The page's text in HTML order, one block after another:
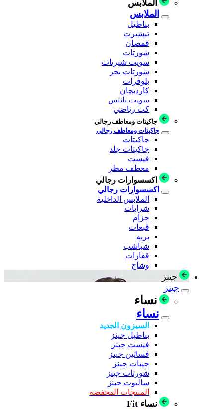
الملابس
الملابس
بناطيل
تيشيرت
قمصان
شورتات
سويت شيرتات
شورتات بحر
بلوفرات
كارديجان
سويت بانتس
كت رياضي
جاكيتات ومعاطف رجالي
جاكيتات ومعاطف رجالي
جاكيتات
جاكيتات جلد
فيست
معطف مطر
اكسسوارات رجالي
اكسسوارات رجالي
الملابس الداخلية
شرابات
حزام
قبعات
بريه
شباشب
قفازات
وشاح
جينز
جينز
نساء
نساء
السيزون الجديد
بناطيل جينز
فيست جينز
فساتين جيتز
جيبات جينز
شورتات جينز
سالبوت جينز
المنتجات المخفضه
نساء Fit